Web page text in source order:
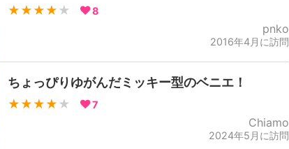
★★★★ ★ 8
pnko
2016年4月に訪問
ちょっぴりゆがんだミッキー型のベニエ！
★★★★ ★ 7
Chiamo
2024年5月に訪問